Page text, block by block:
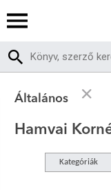
Általános
Hamvai
Kategóriák